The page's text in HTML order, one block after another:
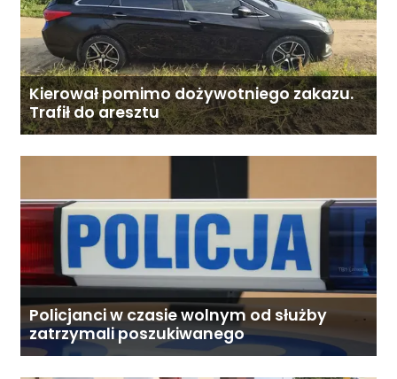
Kierował pomimo dożywotniego zakazu.
Trafił do aresztu
Policjanci w czasie wolnym od służby
zatrzymali poszukiwanego